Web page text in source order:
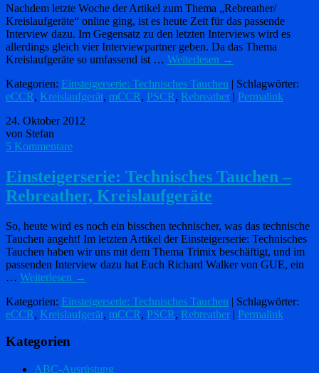
Nachdem letzte Woche der Artikel zum Thema „Rebreather/
Kreislaufgeräte“ online ging, ist es heute Zeit für das passende
Interview dazu. Im Gegensatz zu den letzten Interviews wird es
allerdings gleich vier Interviewpartner geben. Da das Thema
Kreislaufgeräte so umfassend ist … Weiterlesen →
Kategorien: Einsteigerserie: Technisches Tauchen | Schlagwörter:
eCCR, Kreislaufgerät, mCCR, PSCR, Rebreather | Permalink
24. Oktober 2012
von Stefan
5 Kommentare
Einsteigerserie: Technisches Tauchen –
Rebreather, Kreislaufgeräte
So, heute wird es noch ein bisschen technischer, was das technische
Tauchen angeht! Im letzten Artikel der Einsteigerserie: Technisches
Tauchen haben wir uns mit dem Thema Trimix beschäftigt, und im
passenden Interview dazu hat Euch Richard Walker von GUE, ein
… Weiterlesen →
Kategorien: Einsteigerserie: Technisches Tauchen | Schlagwörter:
eCCR, Kreislaufgerät, mCCR, PSCR, Rebreather | Permalink
Kategorien
ABC-Ausrüstung